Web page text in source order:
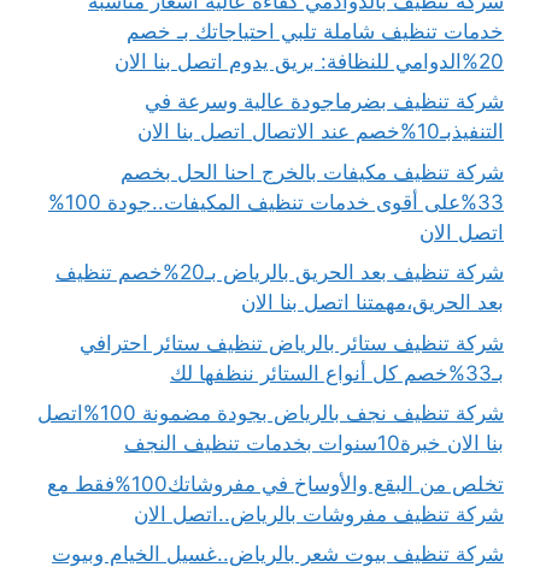
خدمات تنظيف شاملة تلبي احتياجاتك بـ خصم
20%الدوامي للنظافة: بريق يدوم اتصل بنا الان
شركة تنظيف بضرماجودة عالية وسرعة في
التنفيذبـ10%خصم عند الاتصال اتصل بنا الان
شركة تنظيف مكيفات بالخرج احنا الحل بخصم
33%على أقوى خدمات تنظيف المكيفات..جودة 100%
اتصل الان
شركة تنظيف بعد الحريق بالرياض بـ20%خصم تنظيف
بعد الحريق،مهمتنا اتصل بنا الان
شركة تنظيف ستائر بالرياض تنظيف ستائر احترافي
بـ33%خصم كل أنواع الستائر ننظفها لك
شركة تنظيف نجف بالرياض بجودة مضمونة 100%اتصل
بنا الان خبرة10سنوات بخدمات تنظيف النجف
تخلص من البقع والأوساخ في مفروشاتك100%فقط مع
شركة تنظيف مفروشات بالرياض..اتصل الان
شركة تنظيف بيوت شعر بالرياض..غسيل الخيام وبيوت